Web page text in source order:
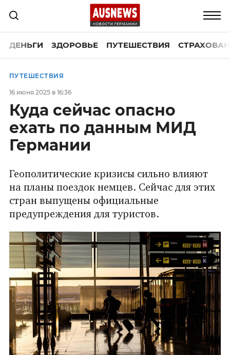
ДЕНЬГИ ЗДОРОВЬЕ ПУТЕШЕСТВИЯ
ПУТЕШЕСТВИЯ
16 июня 2025 в 16:36
Куда сейчас опасно
ехать по данным МИД
Германии
Геополитические кризисы сильно влияют
на планы поездок немцев. Сейчас для этих
стран выпущены официальные
предупреждения для туристов.